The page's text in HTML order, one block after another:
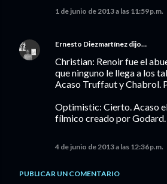
1 de junio de 2013 a las 11:59 p.m.
Ernesto Diezmartínez dijo…
Christian: Renoir fue el
que ninguno le llega a los
Acaso Truffaut y Chabrol.
Optimistic: Cierto. Acaso
fílmico creado por Godard.
4 de junio de 2013 a las 12:36 p.m.
PUBLICAR UN COMENTARIO